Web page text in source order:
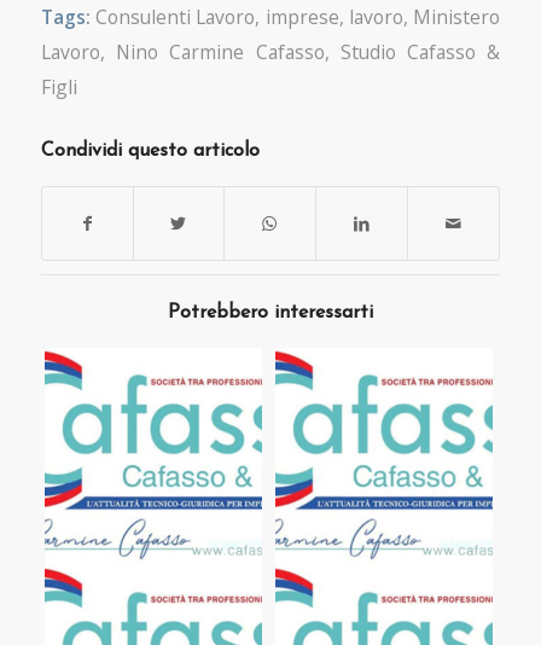
Tags: Consulenti Lavoro, imprese, lavoro, Ministero
Lavoro, Nino Carmine Cafasso, Studio Cafasso &
Figli
Condividi questo articolo
Potrebbero interessarti